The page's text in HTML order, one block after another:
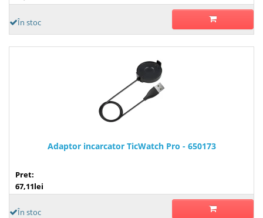
În stoc
Adaptor incarcator TicWatch Pro - 650173
Pret:
67,11lei
În stoc